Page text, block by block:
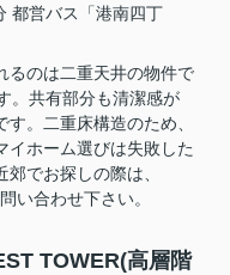
都営バス「港南四丁
るのは二重天井の物件で
。共有部分も清潔感が
。二重床構造のため、
イホーム選びは失敗した
でお探しの際は、
い合わせ下さい。
TOWER(高層階